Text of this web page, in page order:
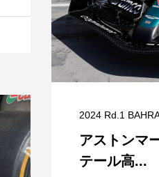
2024 Rd.1
アストンマ
テール高...